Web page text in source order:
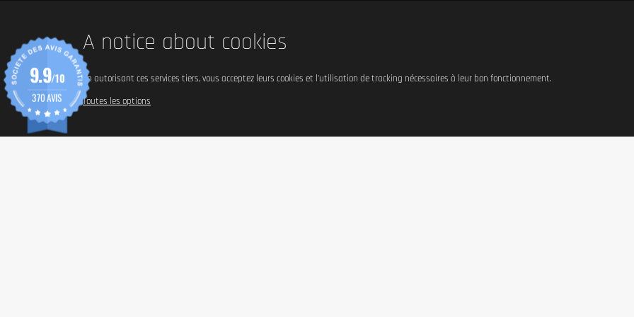
A notice about cookies
En autorisant ces services tiers, vous acceptez leurs cookies et l'utilisation de tracking nécessaires à leur bon fonctionnement.
Toutes les options
9.9/10
370 AVIS